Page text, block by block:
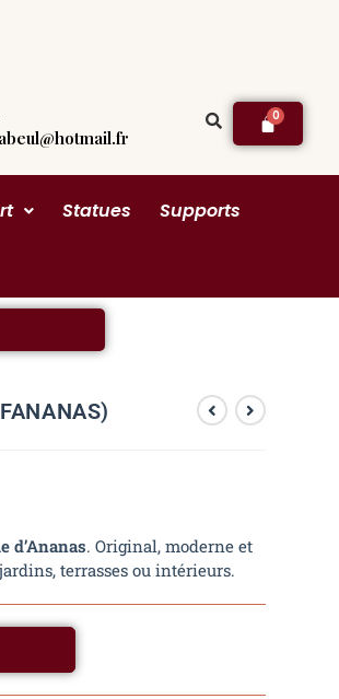
Statues
Supports
d’Ananas. Original, moderne et
terrasses ou intérieurs.